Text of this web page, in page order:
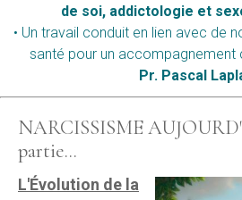
de soi, addictologie et
• Un travail conduit en lien avec de
santé pour un
Pr. Pascal
NARCISSISME
partie...
L'Évolution de la